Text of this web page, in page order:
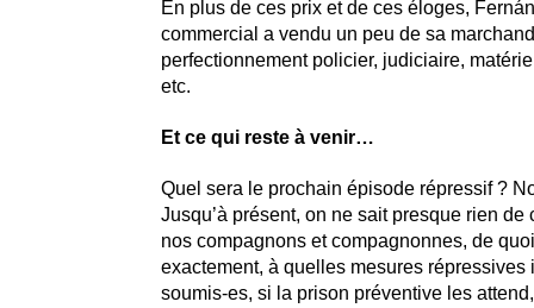
En plus de ces prix et de ces éloges,
commercial a vendu un peu de sa
perfectionnement policier, judiciaire,
etc.
Et ce qui reste à venir…
Quel sera le prochain épisode répressif ?
Jusqu’à présent, on ne sait presque rien de
nos compagnons et compagnonnes, de
exactement, à quelles mesures répressives
soumis-es, si la prison préventive les